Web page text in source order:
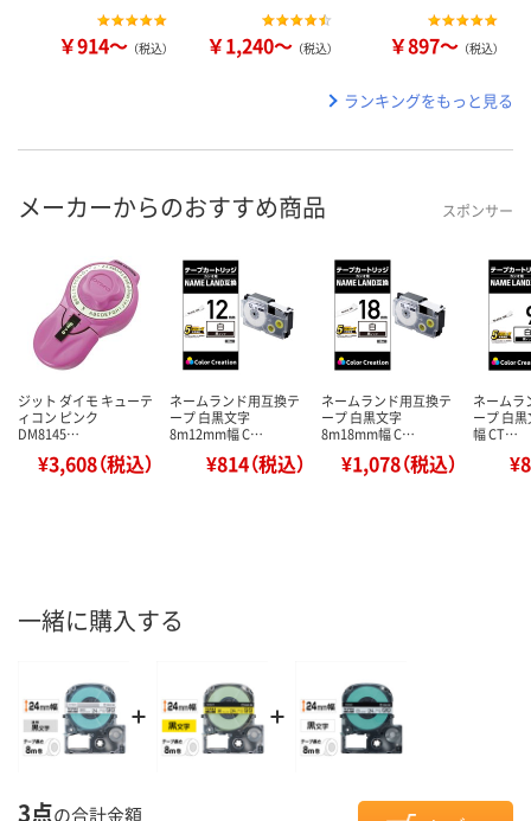
￥914～ （税込） ￥1,240～ （税込） ￥897～ （税込）
ランキングをもっと見る
メーカーからのおすすめ商品 スポンサー
ジット ダイモ キューテ
ィコン ピンク
DM8145…
¥3,608（税込）
ネームランド用互換テ
ープ 白黒文字
8m12mm幅 C…
¥814（税込）
ネームランド用互換テ
ープ 白黒文字
8m18mm幅 C…
¥1,078（税込）
ネームラ
ープ 白
幅 CT…
一緒に購入する
3点の合計金額